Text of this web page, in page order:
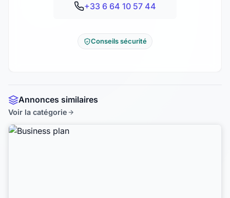
+33 6 64 10 57 44
Conseils sécurité
Annonces similaires
Voir la catégorie